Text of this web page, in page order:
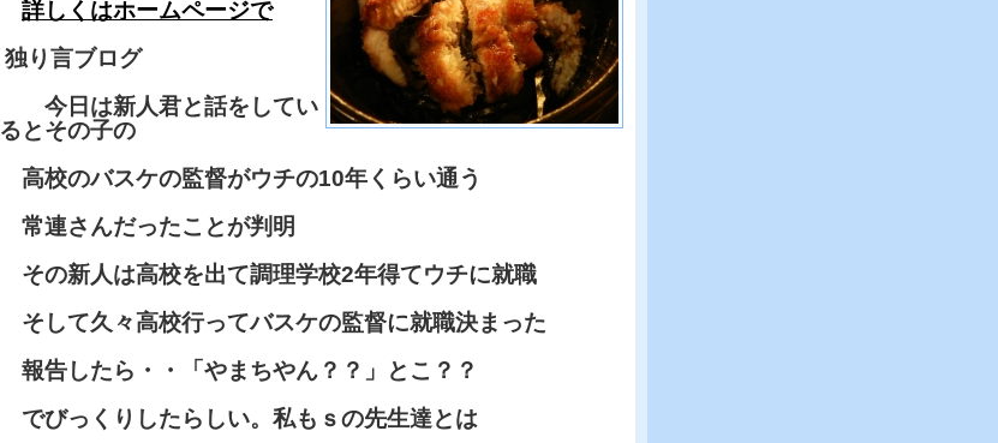
詳しくはホームページで
独り言ブログ
今日は新人君と話をしてい
るとその子の
高校のバスケの監督がウチの10年くらい通う
常連さんだったことが判明
その新人は高校を出て調理学校2年得てウチに就職
そして久々高校行ってバスケの監督に就職決まった
報告したら・・「やまちやん？？」とこ？？
でびっくりしたらしい。私もｓの先生達とは